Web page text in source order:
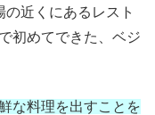
近くにあるレスト
初めてできた、ベジ
な料理を出すことを